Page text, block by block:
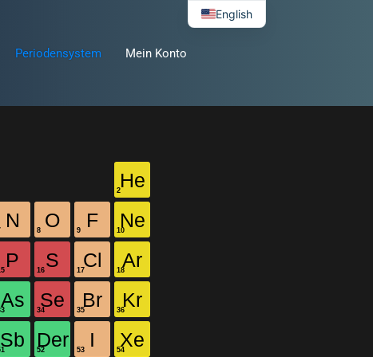
Periodensystem Mein Konto
He
N O F
Ne
P S Cl
Ar
As Se Br
Kr
Sb Der I
Xe
English